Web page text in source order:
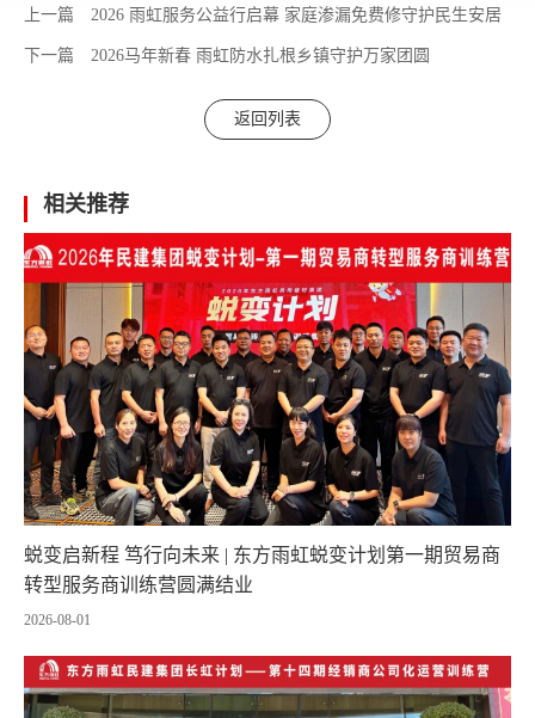
上一篇 2026 雨虹服务公益行启幕 家庭渗漏免费修守护民生安居
下一篇 2026马年新春 雨虹防水扎根乡镇守护万家团圆
返回列表
相关推荐
蜕变启新程 笃行向未来 | 东方雨虹蜕变计划第一期贸易商
转型服务商训练营圆满结业
2026-08-01